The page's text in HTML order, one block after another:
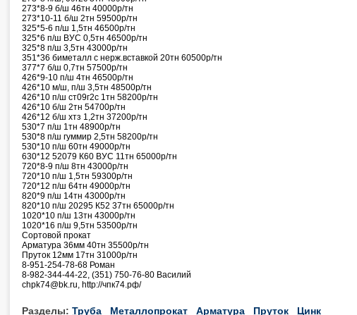
273*8-9 б/ш 46тн 40000р/тн
273*10-11 б/ш 2тн 59500р/тн
325*5-6 п/ш 1,5тн 46500р/тн
325*6 п/ш ВУС 0,5тн 46500р/тн
325*8 п/ш 3,5тн 43000р/тн
351*36 биметалл с нерж.вставкой 20тн 60500р/тн
377*7 б/ш 0,7тн 57500р/тн
426*9-10 п/ш 4тн 46500р/тн
426*10 м/ш, п/ш 3,5тн 48500р/тн
426*10 п/ш ст09г2с 1тн 58200р/тн
426*10 б/ш 2тн 54700р/тн
426*12 б/ш хтз 1,2тн 37200р/тн
530*7 п/ш 1тн 48900р/тн
530*8 п/ш гуммир 2,5тн 58200р/тн
530*10 п/ш 60тн 49000р/тн
630*12 52079 К60 ВУС 11тн 65000р/тн
720*8-9 п/ш 8тн 43000р/тн
720*10 п/ш 1,5тн 59300р/тн
720*12 п/ш 64тн 49000р/тн
820*9 п/ш 14тн 43000р/тн
820*10 п/ш 20295 К52 37тн 65000р/тн
1020*10 п/ш 13тн 43000р/тн
1020*16 п/ш 9,5тн 53500р/тн
Сортовой прокат
Арматура 36мм 40тн 35500р/тн
Пруток 12мм 17тн 31000р/тн
8-951-254-78-68 Роман
8-982-344-44-22, (351) 750-76-80 Василий
chpk74@bk.ru, http://чпк74.рф/
Разделы: Труба Металлопрокат Арматура Пруток Цинк